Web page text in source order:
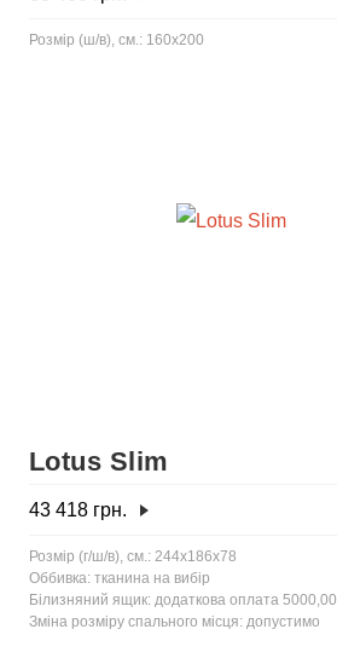
Розмір (ш/в), см.: 160x200
Lotus Slim
43 418грн.
Розмір (г/ш/в), см.: 244x186x78
Оббивка: тканина на вибір
Білизняний ящик: додаткова оплата 5000,00
Зміна розміру спального місця: допустимо